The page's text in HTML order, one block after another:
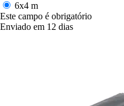
6x4 m
Este campo é obrigatório
Enviado em 12 dias